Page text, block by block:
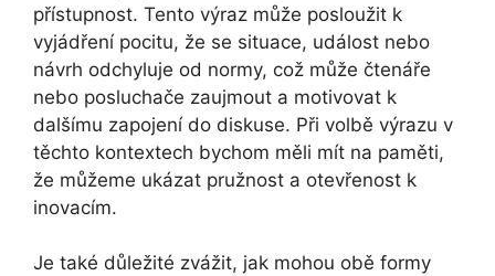
přístupnost. Tento výraz může posloužit k
vyjádření pocitu, že se situace, událost nebo
návrh odchyluje od normy, což může čtenáře
nebo posluchače zaujmout a motivovat k
dalšímu zapojení do diskuse. Při volbě výrazu v
těchto kontextech bychom měli mít na paměti,
že můžeme ukázat pružnost a otevřenost k
inovacím.
Je také důležité zvážit, jak mohou obě formy